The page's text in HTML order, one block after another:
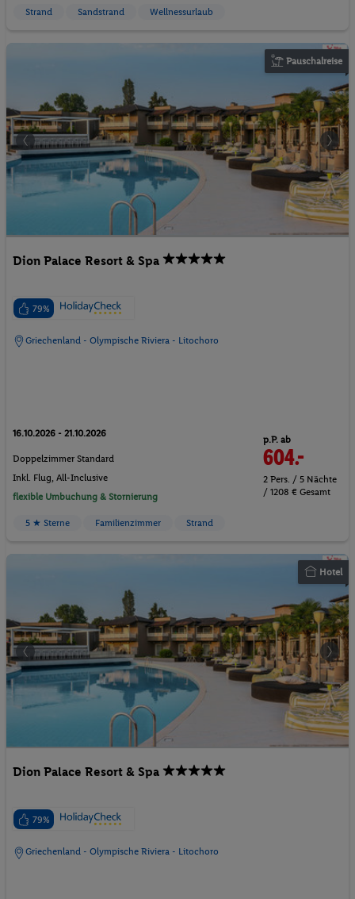
Strand Sandstrand Wellnessurlaub
Pauschalreise
Dion Palace Resort & Spa
79%
Griechenland - Olympische Riviera - Litochoro
16.10.2026 - 21.10.2026
Doppelzimmer Standard
Inkl. Flug, All-Inclusive
flexible Umbuchung & Stornierung
p.P. ab
604.-
2 Pers. / 5 Nächte
/ 1208 € Gesamt
5 ★ Sterne Familienzimmer Strand
Hotel
Dion Palace Resort & Spa
79%
Griechenland - Olympische Riviera - Litochoro